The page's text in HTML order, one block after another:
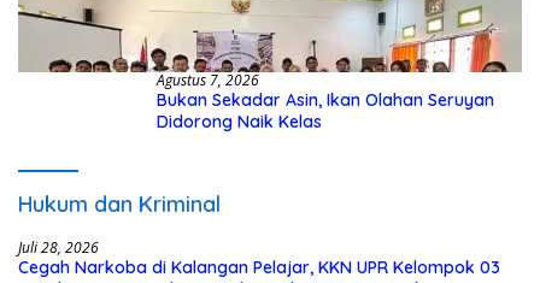
Agustus 7, 2026
Bukan Sekadar Asin, Ikan Olahan Seruyan
Didorong Naik Kelas
Hukum dan Kriminal
Juli 28, 2026
Cegah Narkoba di Kalangan Pelajar, KKN UPR Kelompok 03